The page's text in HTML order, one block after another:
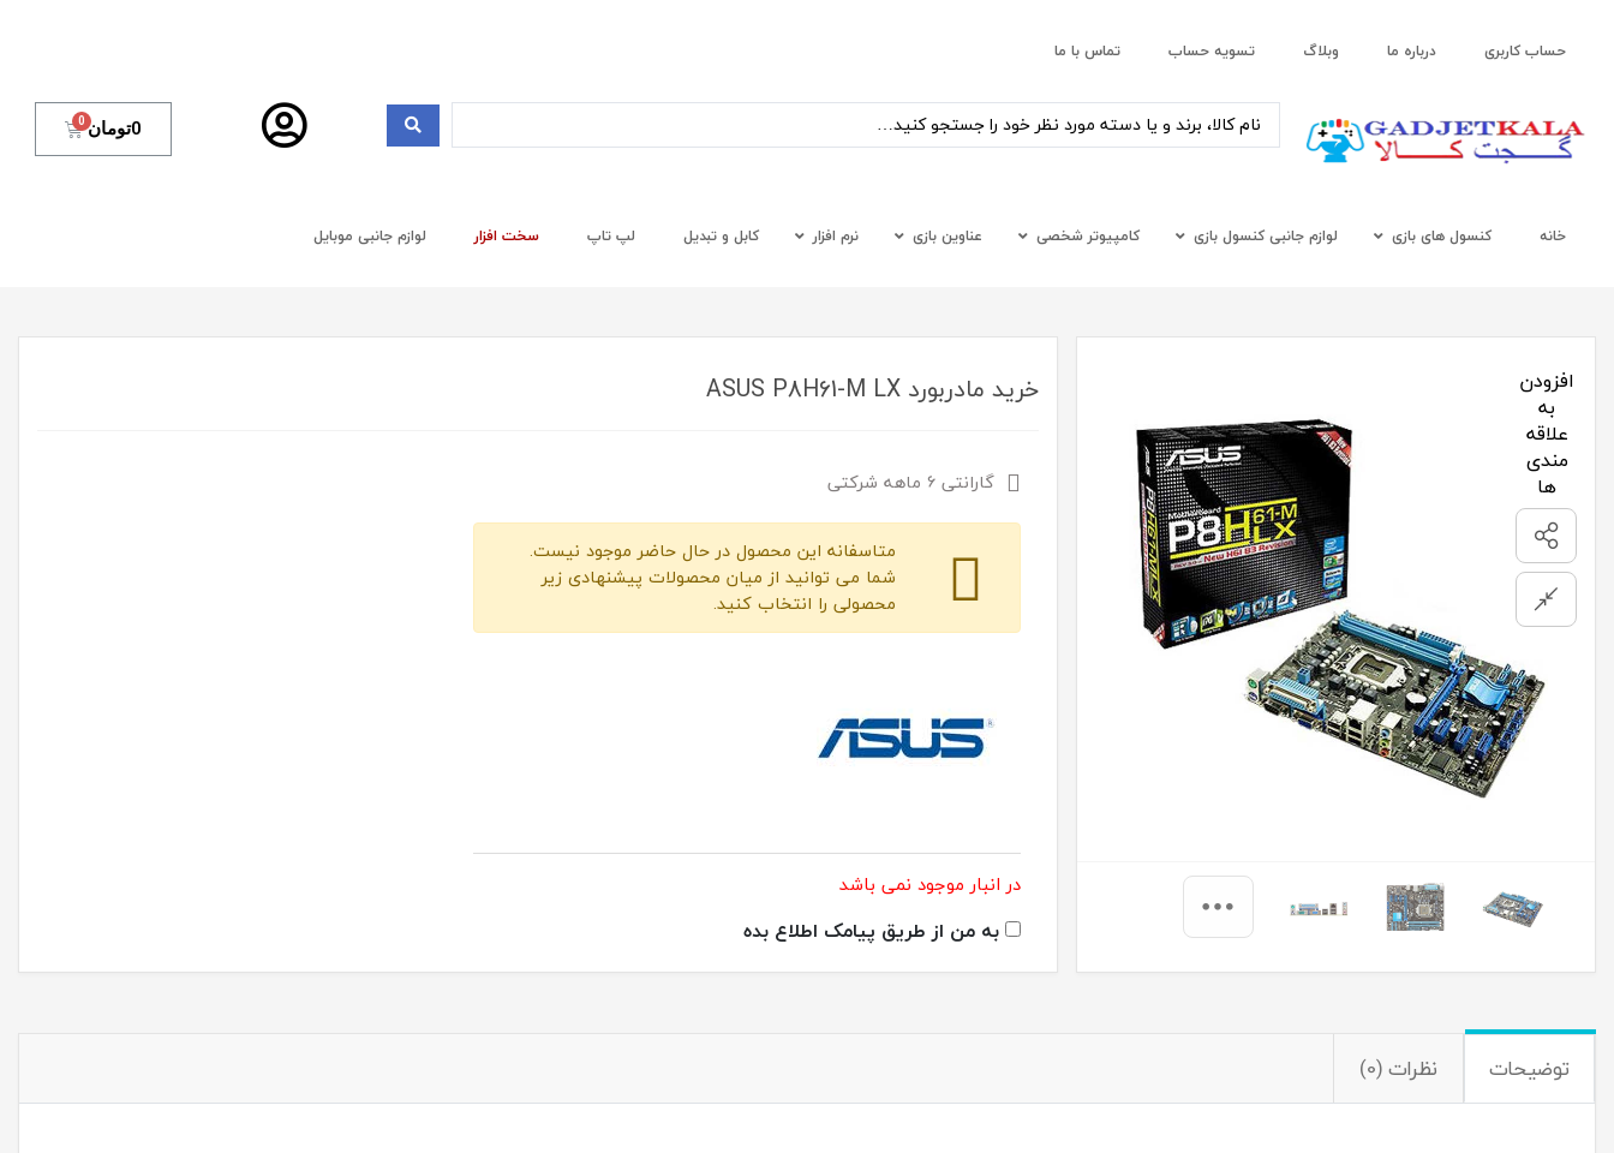
حساب کاربری درباره ما وبلاگ تسویه حساب تماس با ما
0تومان
خانه کنسول های بازی لوازم جانبی کنسول بازی کامپیوتر شخصی عناوین بازی نرم افزار کابل و تبدیل لپ تاپ سخت افزار لوازم جانبی موبایل
افزودن
به
علاقه
مندی
ها
خرید مادربورد ASUS P8H61-M LX
گارانتی ۶ ماهه شرکتی
متاسفانه این محصول در حال حاضر موجود نیست.
شما می توانید از میان محصولات پیشنهادی زیر
محصولی را انتخاب کنید.
در انبار موجود نمی باشد
به من از طریق پیامک اطلاع بده
توضیحات نظرات (0)